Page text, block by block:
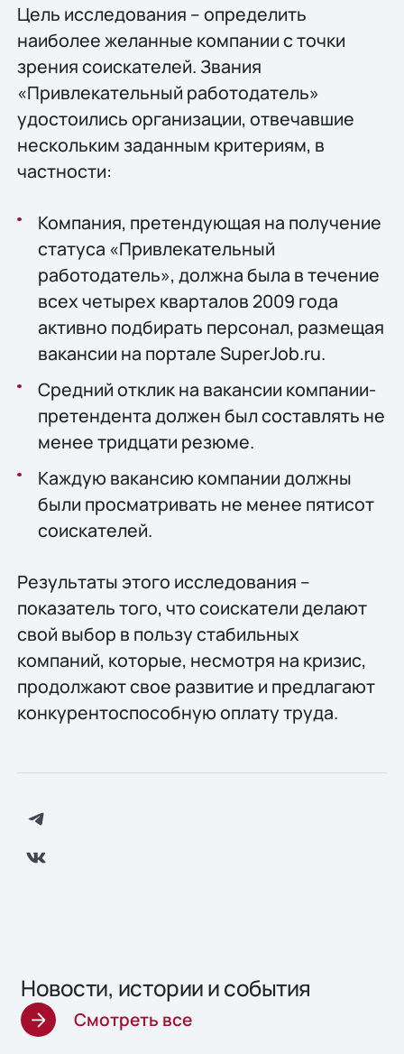
Цель исследования – определить
наиболее желанные компании с точки
зрения соискателей. Звания
«Привлекательный работодатель»
удостоились организации, отвечавшие
нескольким заданным критериям, в
частности:
Компания, претендующая на получение
статуса «Привлекательный
работодатель», должна была в течение
всех четырех кварталов 2009 года
активно подбирать персонал, размещая
вакансии на портале SuperJob.ru.
Средний отклик на вакансии компании-
претендента должен был составлять не
менее тридцати резюме.
Каждую вакансию компании должны
были просматривать не менее пятисот
соискателей.
Результаты этого исследования –
показатель того, что соискатели делают
свой выбор в пользу стабильных
компаний, которые, несмотря на кризис,
продолжают свое развитие и предлагают
конкурентоспособную оплату труда.
Новости, истории и события
Смотреть все